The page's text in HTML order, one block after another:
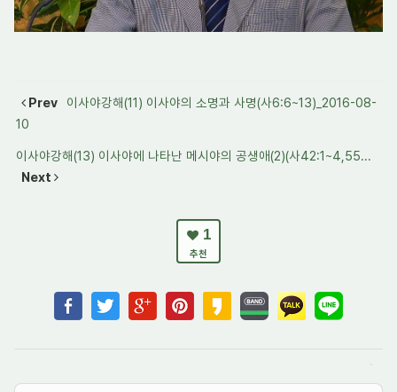
Prev
이사야강해(11) 이사야의 소명과 사명(사6:6~13)_2016-08-
10
이사야강해(13) 이사야에 나타난 메시야의 공생애(2)(사42:1~4,55...
Next
1
추천